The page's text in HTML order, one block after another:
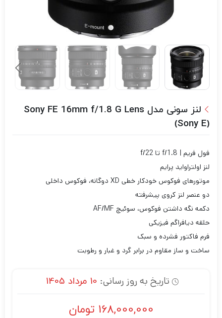
لنز سونی مدل Sony FE 16mm f/1.8 G Lens
(Sony E)
فول فریم | f/1.8 تا f/22
لنز اولتراواید پرایم
موتورهای فوکوس خودکار خطی XD دوگانه، فوکوس داخلی
دو عنصر لنز کروی پیشرفته
دکمه نگه داشتن فوکوس، سوئیچ AF/MF
حلقه دیافراگم فیزیکی
فرم فاکتور فشرده و سبک
ساخت و ساز مقاوم در برابر گرد و غبار و رطوبت
تاریخ به روز رسانی: 10 مرداد 1405
168,000,000 تومان